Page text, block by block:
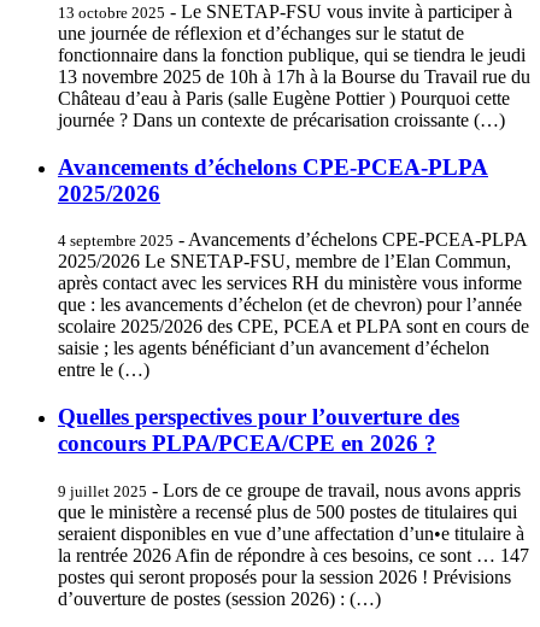
13 octobre 2025 - Le SNETAP-FSU vous invite à participer à
une journée de réflexion et d’échanges sur le statut de
fonctionnaire dans la fonction publique, qui se tiendra le jeudi
13 novembre 2025 de 10h à 17h à la Bourse du Travail rue du
Château d’eau à Paris (salle Eugène Pottier ) Pourquoi cette
journée ? Dans un contexte de précarisation croissante (…)
Avancements d’échelons CPE-PCEA-PLPA
2025/2026
4 septembre 2025 - Avancements d’échelons CPE-PCEA-PLPA
2025/2026 Le SNETAP-FSU, membre de l’Elan Commun,
après contact avec les services RH du ministère vous informe
que : les avancements d’échelon (et de chevron) pour l’année
scolaire 2025/2026 des CPE, PCEA et PLPA sont en cours de
saisie ; les agents bénéficiant d’un avancement d’échelon
entre le (…)
Quelles perspectives pour l’ouverture des
concours PLPA/PCEA/CPE en 2026 ?
9 juillet 2025 - Lors de ce groupe de travail, nous avons appris
que le ministère a recensé plus de 500 postes de titulaires qui
seraient disponibles en vue d’une affectation d’un•e titulaire à
la rentrée 2026 Afin de répondre à ces besoins, ce sont … 147
postes qui seront proposés pour la session 2026 ! Prévisions
d’ouverture de postes (session 2026) : (…)